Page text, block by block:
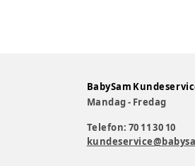
BabySam
Mandag - Fredag
Telefon: 70 11 30 10